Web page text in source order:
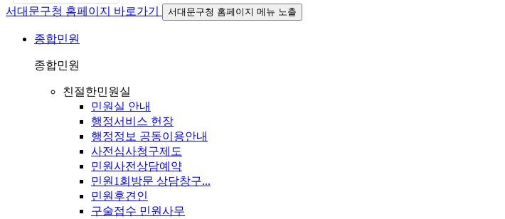
서대문구청 홈페이지 바로가기
서대문구청 홈페이지 메뉴 노출
종합민원
종합민원
친절한민원실
민원실 안내
행정서비스 헌장
행정정보 공동이용안내
사전심사청구제도
민원사전상담예약
민원1회방문 상담창구...
민원후견인
구술접수 민원사무